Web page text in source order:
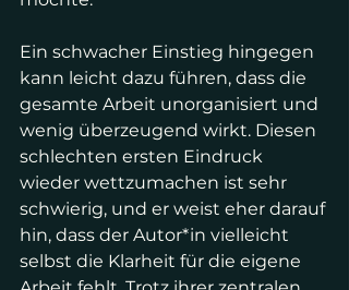
Ein schwacher Einstieg hingegen
kann leicht dazu führen, dass die
gesamte Arbeit unorganisiert und
wenig überzeugend wirkt. Diesen
schlechten ersten Eindruck
wieder wettzumachen ist sehr
schwierig, und er weist eher darauf
hin, dass der Autor*in vielleicht
selbst die Klarheit für die eigene